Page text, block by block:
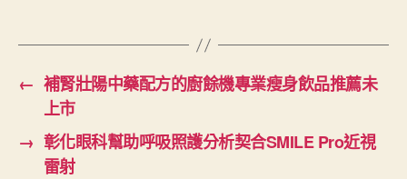
← 補腎壯陽中藥配方的廚餘機專業瘦身飲品推薦未
上市
→ 彰化眼科幫助呼吸照護分析契合SMILE Pro近視
雷射